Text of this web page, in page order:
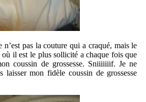
n’est pas la couture qui a craqué, mais le
il est le plus sollicité a chaque fois que
coussin de grossesse. Sniiiiiiif. Je ne
laisser mon fidèle coussin de grossesse